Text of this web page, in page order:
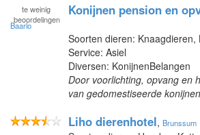
te weinig
beoordelingen
Konijnen pension en
Baarlo
Soorten dieren: Knaagdieren,
Service: Asiel
Diversen: KonijnenBelangen
Door voorlichting, opvang en
van gedomestiseerde
Liho dierenhotel, Brunssum